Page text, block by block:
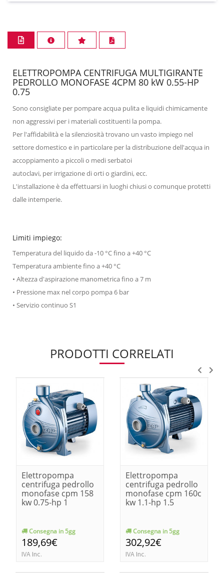
ELETTROPOMPA CENTRIFUGA MULTIGIRANTE
PEDROLLO MONOFASE 4CPM 80 kW 0.55-HP
0.75
Sono consigliate per pompare acqua pulita e liquidi chimicamente
non aggressivi per i materiali costituenti la pompa.
Per l'affidabilità e la silenziosità trovano un vasto impiego nel
settore domestico e in particolare per la distribuzione dell'acqua in
accoppiamento a piccoli o medi serbatoi
autoclavi, per irrigazione di orti o giardini, ecc.
L'installazione è da effettuarsi in luoghi chiusi o comunque protetti
dalle intemperie.
Limiti impiego:
Temperatura del liquido da -10 °C fino a +40 °C
Temperatura ambiente fino a +40 °C
• Altezza d'aspirazione manometrica fino a 7 m
• Pressione max nel corpo pompa 6 bar
• Servizio continuo S1
PRODOTTI CORRELATI
Elettropompa
centrifuga pedrollo
monofase cpm 158
kw 0.75-hp 1
Consegna in 5gg
189,69€
IVA Inc.
Elettropompa
centrifuga pedrollo
monofase cpm 160c
kw 1.1-hp 1.5
Consegna in 5gg
302,92€
IVA Inc.